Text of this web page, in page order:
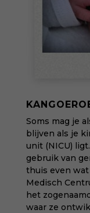
Soms mag je
blijven als je
unit (NICU)
gebruik van
thuis even
Medisch
het
waar ze